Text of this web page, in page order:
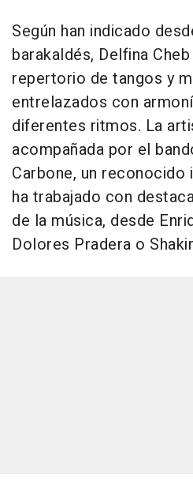
Según han indicado
barakaldés, Delfina
repertorio de tangos y
entrelazados con
diferentes ritmos. La
acompañada por el
Carbone, un
ha trabajado con
de la música, desde
Dolores Pradera o